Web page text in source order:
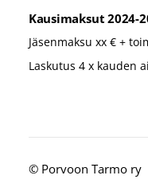
Kausimaksut 2024-
Jäsenmaksu xx € +
Laskutus 4 x kauden
© Porvoon Tarmo ry